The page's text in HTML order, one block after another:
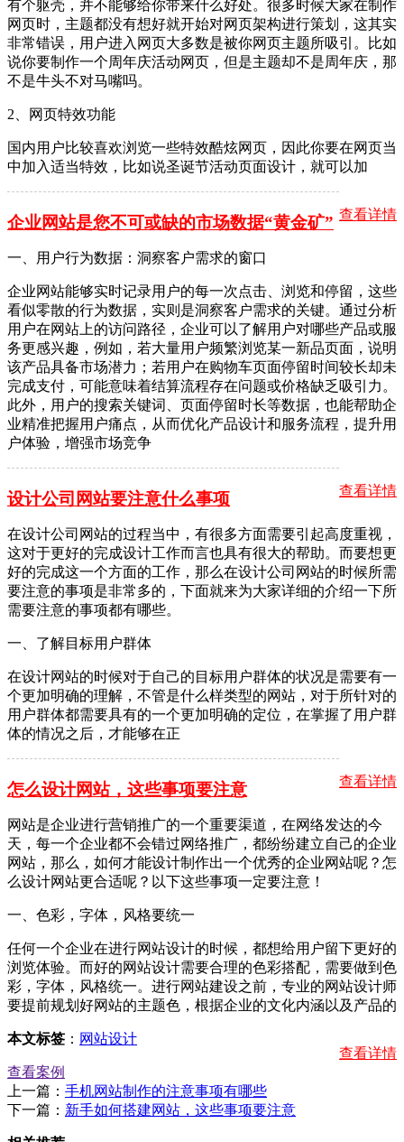
有个躯壳，并不能够给你带来什么好处。很多时候大家在制作
网页时，主题都没有想好就开始对网页架构进行策划，这其实
非常错误，用户进入网页大多数是被你网页主题所吸引。比如
说你要制作一个周年庆活动网页，但是主题却不是周年庆，那
不是牛头不对马嘴吗。
2、网页特效功能
国内用户比较喜欢浏览一些特效酷炫网页，因此你要在网页当
中加入适当特效，比如说圣诞节活动页面设计，就可以加
查看详情
企业网站是您不可或缺的市场数据“黄金矿”
一、用户行为数据：洞察客户需求的窗口
企业网站能够实时记录用户的每一次点击、浏览和停留，这些
看似零散的行为数据，实则是洞察客户需求的关键。通过分析
用户在网站上的访问路径，企业可以了解用户对哪些产品或服
务更感兴趣，例如，若大量用户频繁浏览某一新品页面，说明
该产品具备市场潜力；若用户在购物车页面停留时间较长却未
完成支付，可能意味着结算流程存在问题或价格缺乏吸引力。
此外，用户的搜索关键词、页面停留时长等数据，也能帮助企
业精准把握用户痛点，从而优化产品设计和服务流程，提升用
户体验，增强市场竞争
查看详情
设计公司网站要注意什么事项
在设计公司网站的过程当中，有很多方面需要引起高度重视，
这对于更好的完成设计工作而言也具有很大的帮助。而要想更
好的完成这一个方面的工作，那么在设计公司网站的时候所需
要注意的事项是非常多的，下面就来为大家详细的介绍一下所
需要注意的事项都有哪些。
一、了解目标用户群体
在设计网站的时候对于自己的目标用户群体的状况是需要有一
个更加明确的理解，不管是什么样类型的网站，对于所针对的
用户群体都需要具有的一个更加明确的定位，在掌握了用户群
体的情况之后，才能够在正
查看详情
怎么设计网站，这些事项要注意
网站是企业进行营销推广的一个重要渠道，在网络发达的今
天，每一个企业都不会错过网络推广，都纷纷建立自己的企业
网站，那么，如何才能设计制作出一个优秀的企业网站呢？怎
么设计网站更合适呢？以下这些事项一定要注意！
一、色彩，字体，风格要统一
任何一个企业在进行网站设计的时候，都想给用户留下更好的
浏览体验。而好的网站设计需要合理的色彩搭配，需要做到色
彩，字体，风格统一。进行网站建设之前，专业的网站设计师
要提前规划好网站的主题色，根据企业的文化内涵以及产品的
查看详情
本文标签 ： 网站设计
查看案例
上一篇： 手机网站制作的注意事项有哪些
下一篇： 新手如何搭建网站，这些事项要注意